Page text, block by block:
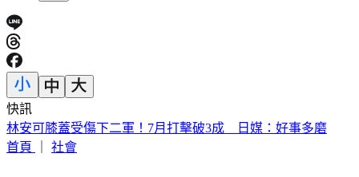
快訊
SBS歌謠大戰／BABYMONSTER幹練舞台裝辣翻 熱情邀舞
一起跳